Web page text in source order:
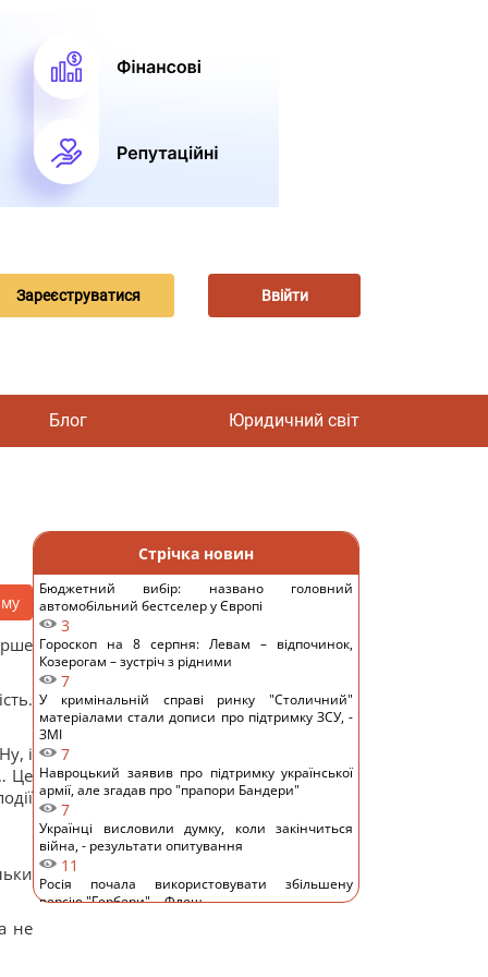
Зареєструватися Ввійти
Блог Юридичний світ
і
Це
не
Стрічка новин
Бюджетний вибір: названо головний
автомобільний бестселер у Європі
3
Гороскоп на 8 серпня: Левам – відпочинок,
Козерогам – зустріч з рідними
7
У кримінальній справі ринку "Столичний"
матеріалами стали дописи про підтримку ЗСУ, -
ЗМІ
7
Навроцький заявив про підтримку української
армії, але згадав про "прапори Бандери"
7
Українці висловили думку, коли закінчиться
війна, - результати опитування
11
Росія почала використовувати збільшену
версію "Гербери", - Флеш